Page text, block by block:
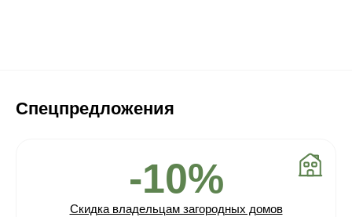
Спецпредложения
-10%
Скидка владельцам загородных домов